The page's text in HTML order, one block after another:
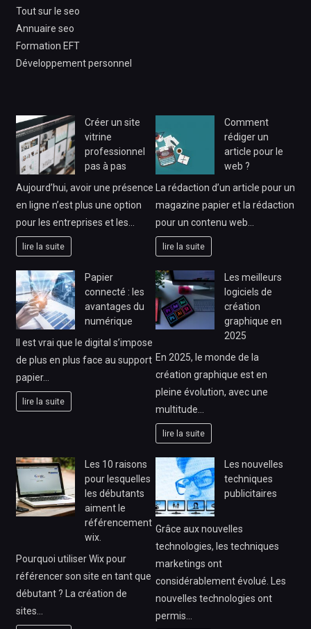
Tout sur le seo
Annuaire seo
Formation EFT
Développement personnel
Créer un site
vitrine
professionnel
pas à pas
Aujourd’hui, avoir une présence
en ligne n’est plus une option
pour les entreprises et les…
lire la suite
Comment
rédiger un
article pour le
web ?
La rédaction d’un article pour un
magazine papier et la rédaction
pour un contenu web…
lire la suite
Papier
connecté : les
avantages du
numérique
Il est vrai que le digital s’impose
de plus en plus face au support
papier…
lire la suite
Les meilleurs
logiciels de
création
graphique en
2025
En 2025, le monde de la
création graphique est en
pleine évolution, avec une
multitude…
lire la suite
Les 10 raisons
pour lesquelles
les débutants
aiment le
référencement
wix.
Pourquoi utiliser Wix pour
référencer son site en tant que
débutant ? La création de
sites…
Les nouvelles
techniques
publicitaires
Grâce aux nouvelles
technologies, les techniques
marketings ont
considérablement évolué. Les
nouvelles technologies ont
permis…